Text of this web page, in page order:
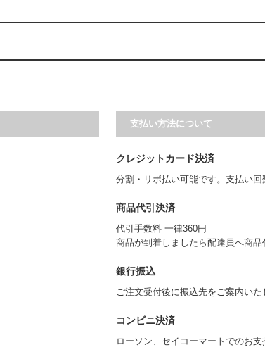
支払い方法について
クレジットカード決済
分割・リボ払い可能です。支払い
商品代引決済
代引手数料 一律360円
商品が到着しましたら配達員へ商品
銀行振込
ご注文受付後に振込先をご案内い
コンビニ決済
ローソン、セイコーマートでのお支